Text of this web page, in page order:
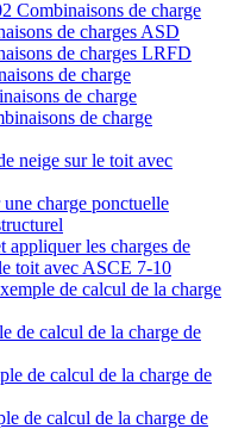
Combinaisons de charge
de charges ASD
de charges LRFD
de charge
de charge
de charge
neige sur le toit avec
charge ponctuelle
appliquer les charges de
toit avec ASCE 7-10
de calcul de la charge
de calcul de la charge de
de calcul de la charge de
de calcul de la charge de